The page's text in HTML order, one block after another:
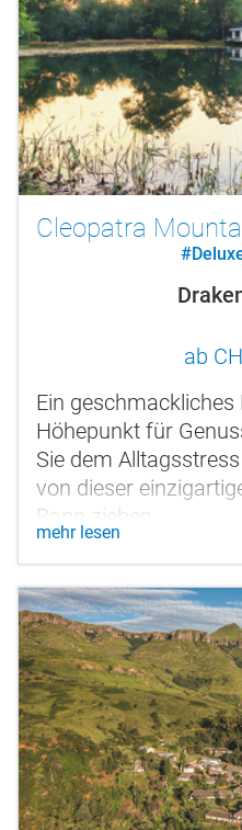
Cleopatra
ab
Ein geschmackliches
Höhepunkt für
Sie dem
von dieser
Bann ziehen.
mehr lesen